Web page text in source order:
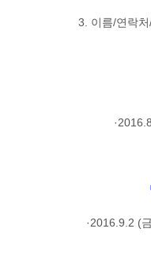
3. 이름/연락
·2016.9.2 (